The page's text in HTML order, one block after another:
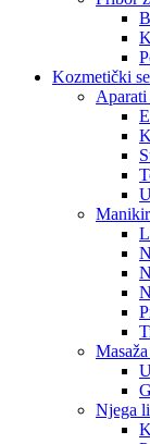
Kozmetički
Aparati
Njega